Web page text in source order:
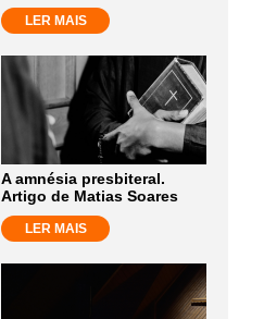
LER MAIS
A amnésia presbiteral.
Artigo de Matias Soares
LER MAIS